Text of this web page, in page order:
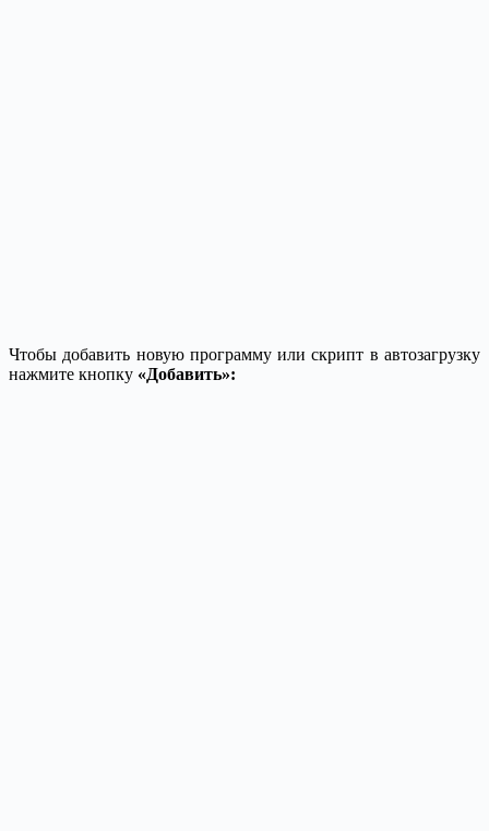
Чтобы добавить новую программу или скрипт в автозагрузку
нажмите кнопку «Добавить»: